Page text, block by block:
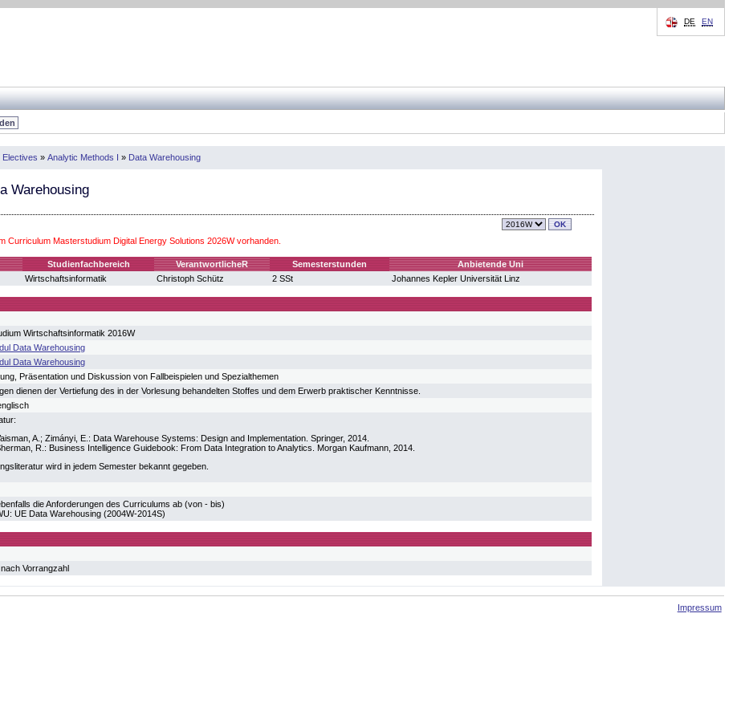
DE EN
Electives » Analytic Methods I » Data Warehousing
Warehousing
Curriculum Masterstudium Digital Energy Solutions 2026W vorhanden.
Studienfachbereich VerantwortlicheR Semesterstunden
Anbietende Uni
Wirtschaftsinformatik Christoph Schütz 2 SSt Johannes Kepler Universität Linz
Wirtschaftsinformatik 2016W
Data Warehousing
Data Warehousing
Präsentation und Diskussion von Fallbeispielen und Spezialthemen
dienen der Vertiefung des in der Vorlesung behandelten Stoffes und dem Erwerb praktischer Kenntnisse.
A.; Zimányi, E.: Data Warehouse Systems: Design and Implementation. Springer, 2014.
R.: Business Intelligence Guidebook: From Data Integration to Analytics. Morgan Kaufmann, 2014.
wird in jedem Semester bekannt gegeben.
die Anforderungen des Curriculums ab (von - bis)
UE Data Warehousing (2004W-2014S)
Vorrangzahl
Impressum